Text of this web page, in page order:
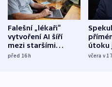
Falešní „lékaři“
vytvoření AI šíří
mezi staršími
Poláky nebezpečné
před 16h
útoku
míní
včera v